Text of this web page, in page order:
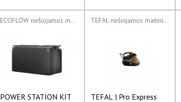
ECOFLOW nešiojamos maitinimo stotys
POWER STATION KIT
TEFAL nešiojamos maitinimo stotys
TEFAL | Pro Express